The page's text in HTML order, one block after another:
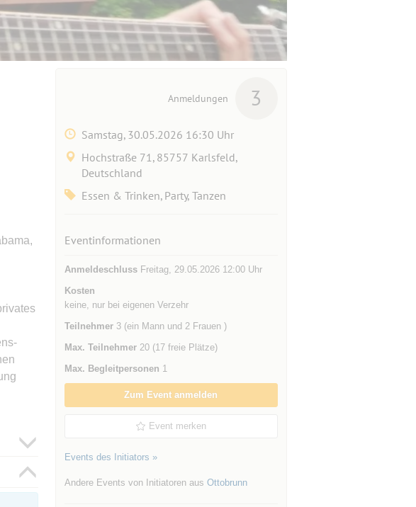
Anmeldungen 3
Samstag, 30.05.2026 16:30 Uhr
Hochstraße 71, 85757 Karlsfeld,
Deutschland
Essen & Trinken, Party, Tanzen
Eventinformationen
AnmeldeschlussFreitag, 29.05.2026 12:00 Uhr
Kosten
keine, nur bei eigenen Verzehr
Teilnehmer3 (ein Mann und 2 Frauen )
Max. Teilnehmer20 (17 freie Plätze)
Max. Begleitpersonen 1
Zum Event anmelden
Event merken
Events des Initiators »
Andere Events von Initiatoren aus Ottobrunn